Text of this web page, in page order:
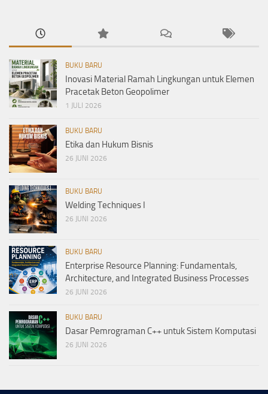
BUKU BARU
Inovasi Material Ramah Lingkungan untuk Elemen
Pracetak Beton Geopolimer
1 JULI 2026
BUKU BARU
Etika dan Hukum Bisnis
26 JUNI 2026
BUKU BARU
Welding Techniques I
26 JUNI 2026
BUKU BARU
Enterprise Resource Planning: Fundamentals,
Architecture, and Integrated Business Processes
26 JUNI 2026
BUKU BARU
Dasar Pemrograman C++ untuk Sistem Komputasi
26 JUNI 2026